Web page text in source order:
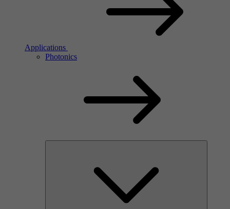
Applications
Photonics